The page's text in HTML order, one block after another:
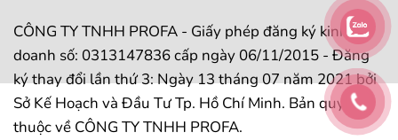
CÔNG TY TNHH PROFA - Giấy phép đăng ký kinh
doanh số: 0313147836 cấp ngày 06/11/2015 - Đăng
ký thay đổi lần thứ 3: Ngày 13 tháng 07 năm 2021 bởi
Sở Kế Hoạch và Đầu Tư Tp. Hồ Chí Minh. Bản quyền
thuộc về CÔNG TY TNHH PROFA.